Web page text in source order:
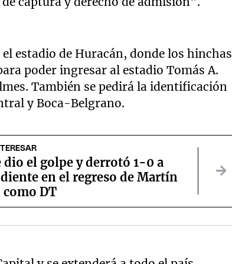
estadio de Huracán, donde los hinchas
poder ingresar al estadio Tomás A.
También se pedirá la identificación
y Boca-Belgrano.
dio el golpe y derrotó 1-0 a
en el regreso de Martín
DT